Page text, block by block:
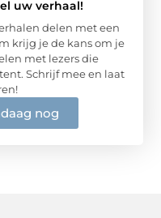
uw verhaal!
delen met een
krijg je de kans om je
met lezers die
Schrijf mee en laat
nog